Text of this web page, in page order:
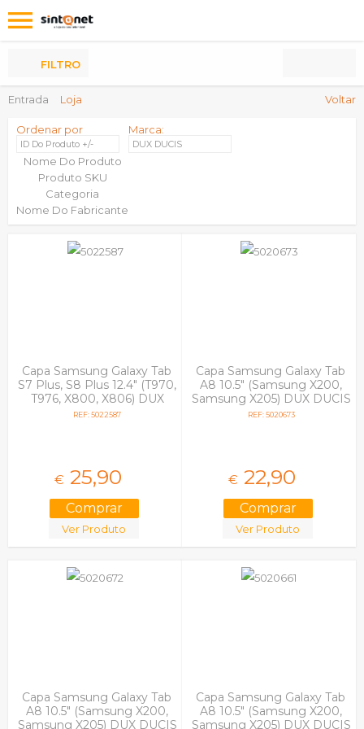
Entrada Loja Voltar
FILTRO
Ordenar por
ID Do Produto +/-
Nome Do Produto
Produto SKU
Categoria
Nome Do Fabricante
Marca:
DUX DUCIS
Capa Samsung Galaxy Tab
S7 Plus, S8 Plus 12.4" (T970,
T976, X800, X806) DUX
DUCIS DOMO Flip Book
REF: 5022587
€ 25,90
Ver Produto
Capa Samsung Galaxy Tab
A8 10.5" (Samsung X200,
Samsung X205) DUX DUCIS
TOBY Flip Book Rosa
REF: 5020673
€ 22,90
Ver Produto
Capa Samsung Galaxy Tab
A8 10.5" (Samsung X200,
Samsung X205) DUX DUCIS
Capa Samsung Galaxy Tab
A8 10.5" (Samsung X200,
Samsung X205) DUX DUCIS